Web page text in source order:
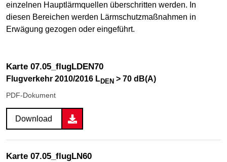
einzelnen Hauptlärmquellen überschritten werden. In
diesen Bereichen werden Lärmschutzmaßnahmen in
Erwägung gezogen oder eingeführt.
Karte 07.05_flugLDEN70
Flugverkehr 2010/2016 LDEN > 70 dB(A)
PDF-Dokument
Download
Karte 07.05_flugLN60